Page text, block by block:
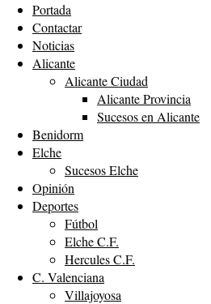
Portada
Contactar
Noticias
Alicante
Alicante Ciudad
Alicante Provincia
Sucesos en Alicante
Benidorm
Elche
Sucesos Elche
Opinión
Deportes
Fútbol
Elche C.F.
Hercules C.F.
C. Valenciana
Villajoyosa